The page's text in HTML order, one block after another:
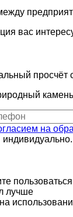
вас
просчёт
на
индивидуально.
лучше